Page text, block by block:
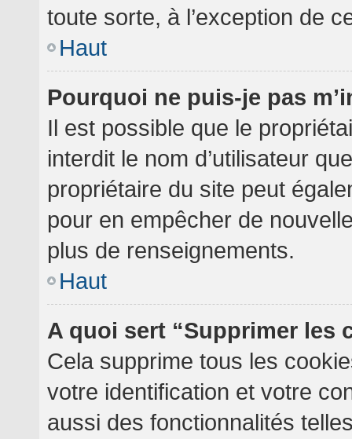
toute sorte, à l’exception de
Haut
Pourquoi ne puis-je pas
Il est possible que le
interdit le nom d’utilisateur
propriétaire du site peut
pour en empêcher de
plus de renseignements.
Haut
A quoi sert “Supprimer les
Cela supprime tous les
votre identification et votre
aussi des fonctionnalités